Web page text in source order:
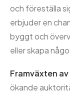
och föreställa
erbjuder en
byggt och
eller skapa
Framväxten
ökande